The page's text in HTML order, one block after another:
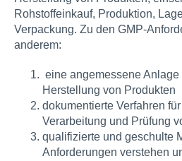
Rohstoffeinkauf, Produktion,
Verpackung. Zu den GMP-
anderem:
eine angemessene
Herstellung von Produkten
dokumentierte Verfahren
Verarbeitung und Prüfung
qualifizierte und geschulte
Anforderungen verstehen